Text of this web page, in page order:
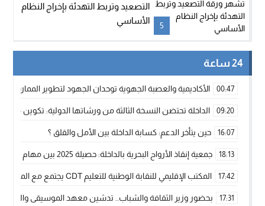
5
التصعيد وتربط التهدئة بإخراج النظام
الأساسي
24 ساعة
00:47 الأكاديمية والعصبة الجهوية توحدان الجهود لتطوير الممارسة
09:20 الداخلة تحتضن النسخة الثالثة من ورشاتها الدولية: تكوين
16:07 حين يتأخر الدعم: كسابة الداخلة بين الأمل والقلق ؟
18:13 جمعية إنقاذ الأرواح البحرية بالداخلة: حصيلة 2025 بين مهام الإنقاذ ومشروع “دار البحار”
17:42 المكتب الإقليمي للنقابة الوطنية للتعليم CDT يجتمع مع المدير الإقليمي لمناقشة ملفات جوهرية لنساء ورجال التعليم
17:31 بحضور وزير الثقافة والشباب.. تدشين معهد الموسيقى والفنون